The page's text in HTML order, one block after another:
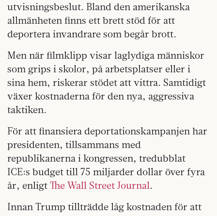
utvisningsbeslut. Bland den amerikanska
allmänheten finns ett brett stöd för att
deportera invandrare som begår brott.
Men när filmklipp visar laglydiga människor
som grips i skolor, på arbetsplatser eller i
sina hem, riskerar stödet att vittra. Samtidigt
växer kostnaderna för den nya, aggressiva
taktiken.
För att finansiera deportationskampanjen har
presidenten, tillsammans med
republikanerna i kongressen, tredubblat
ICE:s budget till 75 miljarder dollar över fyra
år, enligt The Wall Street Journal.
Innan Trump tillträdde låg kostnaden för att